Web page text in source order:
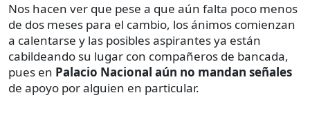
Nos hacen ver que pese a que aún falta poco menos
de dos meses para el cambio, los ánimos comienzan
a calentarse y las posibles aspirantes ya están
cabildeando su lugar con compañeros de bancada,
pues en Palacio Nacional aún no mandan señales
de apoyo por alguien en particular.